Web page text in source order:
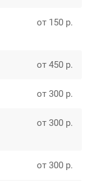
от 150 р.
от 450 р.
от 300 р.
от 300 р.
от 300 р.